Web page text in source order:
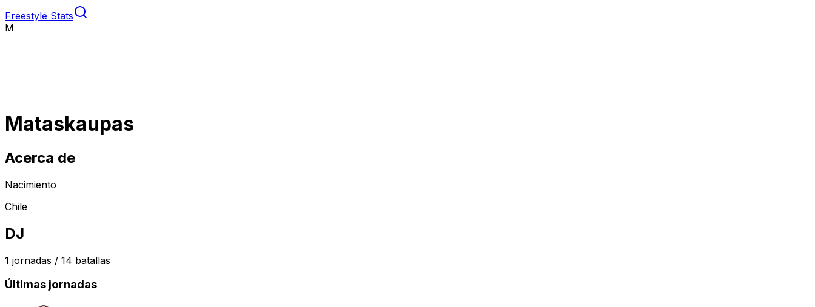
Freestyle Stats
M
Mataskaupas
Acerca de
Nacimiento
Chile
DJ
1 jornadas / 14 batallas
Últimas jornadas